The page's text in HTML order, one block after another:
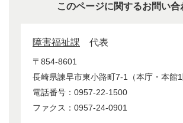
このページに関するお問い合
障害福祉課 代表
〒854-8601
長崎県諫早市東小路町7-1（本庁・本館1
電話番号：0957-22-1500
ファクス：0957-24-0901